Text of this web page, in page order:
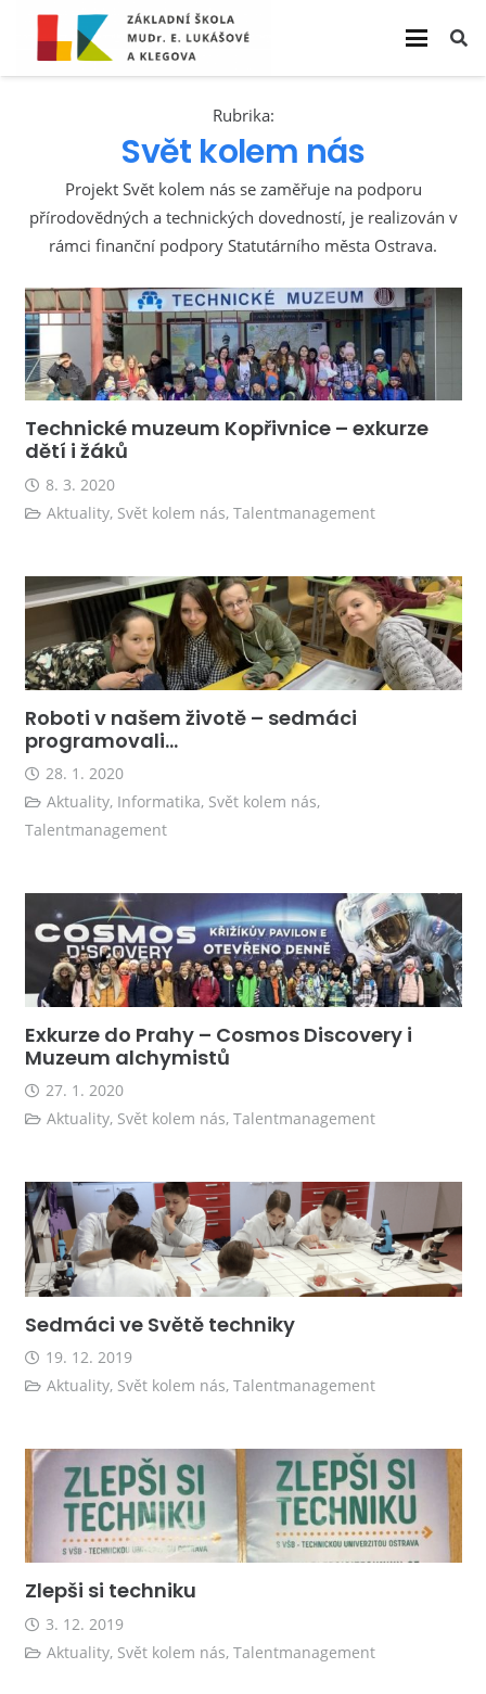
Rubrika:
Svět kolem nás
Projekt Svět kolem nás se zaměřuje na podporu
přírodovědných a technických dovedností, je realizován v
rámci finanční podpory Statutárního města Ostrava.
Technické muzeum Kopřivnice – exkurze
dětí i žáků
8. 3. 2020
Aktuality, Svět kolem nás, Talentmanagement
Roboti v našem životě – sedmáci
programovali…
28. 1. 2020
Aktuality, Informatika, Svět kolem nás,
Talentmanagement
Exkurze do Prahy – Cosmos Discovery i
Muzeum alchymistů
27. 1. 2020
Aktuality, Svět kolem nás, Talentmanagement
Sedmáci ve Světě techniky
19. 12. 2019
Aktuality, Svět kolem nás, Talentmanagement
Zlepši si techniku
3. 12. 2019
Aktuality, Svět kolem nás, Talentmanagement